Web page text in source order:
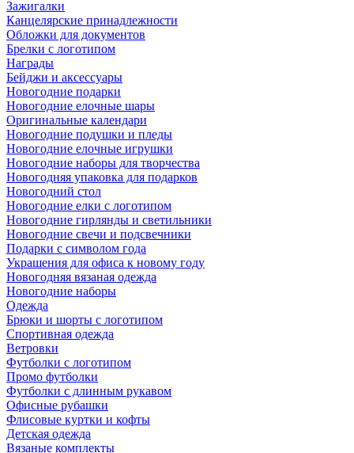
Зажигалки
Канцелярские принадлежности
Обложки для документов
Брелки с логотипом
Награды
Бейджи и аксессуары
Новогодние подарки
Новогодние елочные шары
Оригинальные календари
Новогодние подушки и пледы
Новогодние елочные игрушки
Новогодние наборы для творчества
Новогодняя упаковка для подарков
Новогодний стол
Новогодние елки с логотипом
Новогодние гирлянды и светильники
Новогодние свечи и подсвечники
Подарки с символом года
Украшения для офиса к новому году
Новогодняя вязаная одежда
Новогодние наборы
Одежда
Брюки и шорты с логотипом
Спортивная одежда
Ветровки
Футболки с логотипом
Промо футболки
Футболки с длинным рукавом
Офисные рубашки
Флисовые куртки и кофты
Детская одежда
Вязаные комплекты